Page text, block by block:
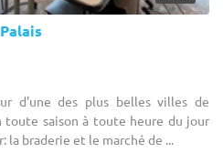
d'une des plus belles villes de
toute saison à toute heure du jour
la braderie et le marché de ...